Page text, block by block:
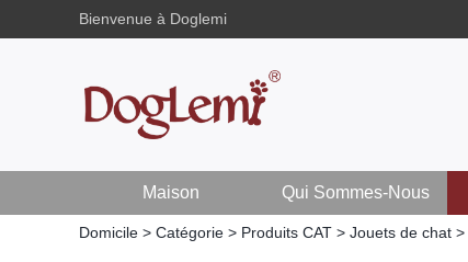
Bienvenue à Doglemi
Maison Qui Sommes-Nous
Domicile > Catégorie > Produits CAT > Jouets de chat >